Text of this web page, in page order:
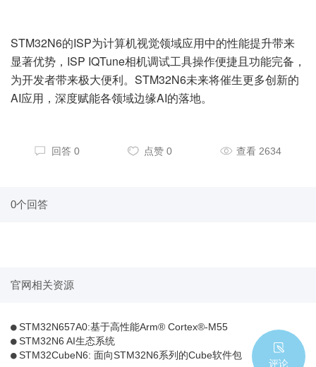
STM32N6的ISP为计算机视觉领域应用中的性能提升带来
显著优势，ISP IQTune相机调试工具操作便捷且功能完备，
为开发者带来极大便利。STM32N6未来将催生更多创新的
AI应用，深度赋能各领域边缘AI的落地。
回答 0 点赞 0 查看 2634
0个回答
官网相关资源
STM32N657A0:基于高性能Arm® Cortex®-M55
STM32N6 AI生态系统
STM32CubeN6: 面向STM32N6系列的Cube软件包
评论